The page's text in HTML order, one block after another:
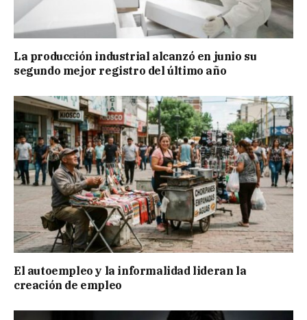
La producción industrial alcanzó en junio su
segundo mejor registro del último año
El autoempleo y la informalidad lideran la
creación de empleo